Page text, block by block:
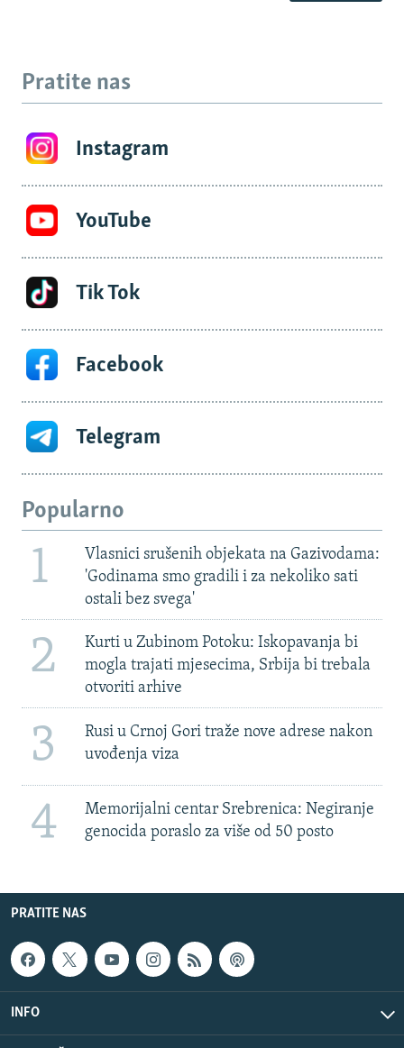
Pratite nas
Instagram
YouTube
Tik Tok
Facebook
Telegram
Popularno
1
Vlasnici srušenih objekata na Gazivodama:
'Godinama smo gradili i za nekoliko sati
ostali bez svega'
2
Kurti u Zubinom Potoku: Iskopavanja bi
mogla trajati mjesecima, Srbija bi trebala
otvoriti arhive
3
Rusi u Crnoj Gori traže nove adrese nakon
uvođenja viza
4
Memorijalni centar Srebrenica: Negiranje
genocida poraslo za više od 50 posto
PRATITE NAS
INFO